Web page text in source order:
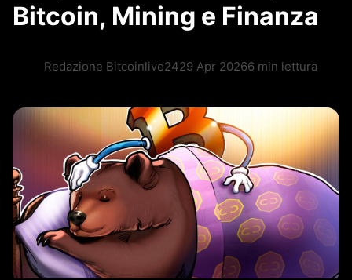
Bitcoin, Mining e Finanza
Redazione Bitcoinlive2429 Apr 20266 min lettura